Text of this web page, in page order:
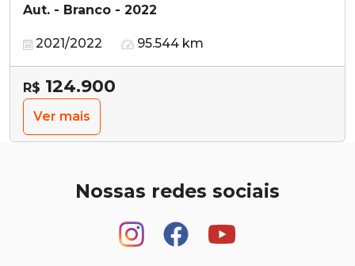
Aut. - Branco - 2022
2021/2022 95.544 km
R$ 124.900
Ver mais
Nossas redes sociais